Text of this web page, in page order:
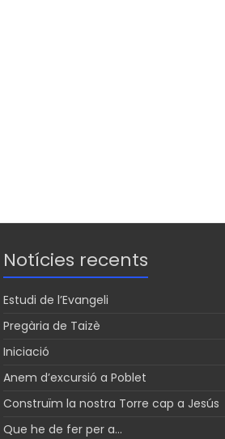
Notícies recents
Estudi de l’Evangeli
Pregària de Taizè
Iniciació
Anem d’excursió a Poblet
Construïm la nostra Torre cap a Jesús
Que he de fer per a…